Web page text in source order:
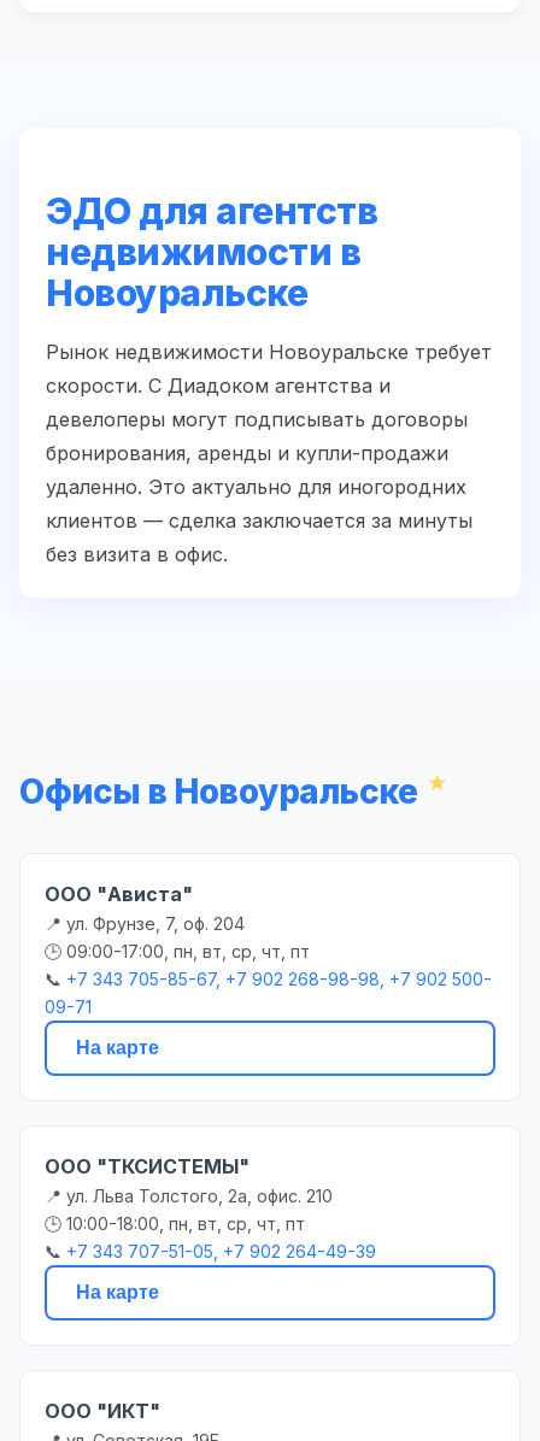
ЭДО для агентств
недвижимости в
Новоуральске
Рынок недвижимости Новоуральске требует
скорости. С Диадоком агентства и
девелоперы могут подписывать договоры
бронирования, аренды и купли-продажи
удаленно. Это актуально для иногородних
клиентов — сделка заключается за минуты
без визита в офис.
Офисы в Новоуральске
ООО "Ависта"
📍 ул. Фрунзе, 7, оф. 204
🕒 09:00-17:00, пн, вт, ср, чт, пт
📞 +7 343 705-85-67, +7 902 268-98-98, +7 902 500-
09-71
На карте
ООО "ТКСИСТЕМЫ"
📍 ул. Льва Толстого, 2а, офис. 210
🕒 10:00-18:00, пн, вт, ср, чт, пт
📞 +7 343 707-51-05, +7 902 264-49-39
На карте
ООО "ИКТ"